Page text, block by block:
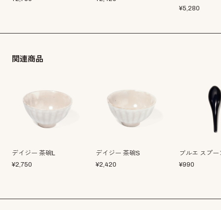
¥5,280
関連商品
デイジー 茶碗L
¥2,750
デイジー 茶碗S
¥2,420
ブルエ スプー
¥990